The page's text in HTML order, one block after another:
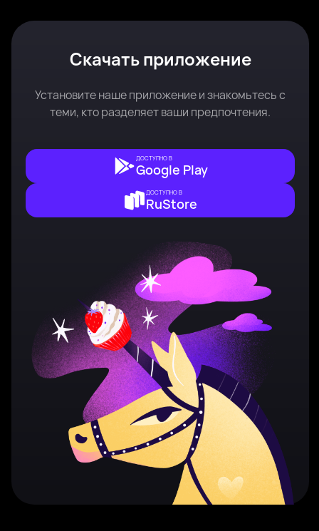
Скачать приложение
Установите наше приложение и знакомьтесь с
теми, кто разделяет ваши предпочтения.
ДОСТУПНО В
Google Play
ДОСТУПНО В
RuStore